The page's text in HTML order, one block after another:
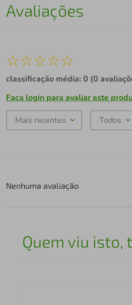
Avaliações
☆☆☆☆☆
classificação média: 0 (0
Faça login para avaliar este
Mais recentes Todos
Nenhuma avaliação
Quem viu isto,